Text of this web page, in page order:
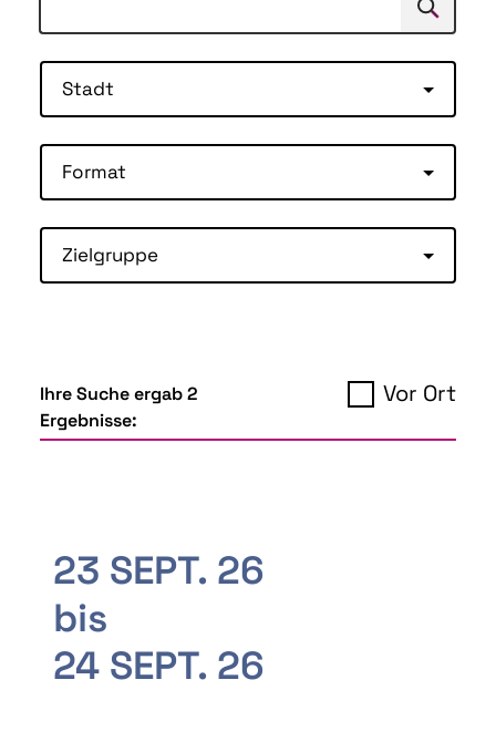
Suchen
Stadt
Format
Zielgruppe
Ihre Suche ergab 2
Ergebnisse:
Vor Ort
23 SEPT. 26
bis
24 SEPT. 26